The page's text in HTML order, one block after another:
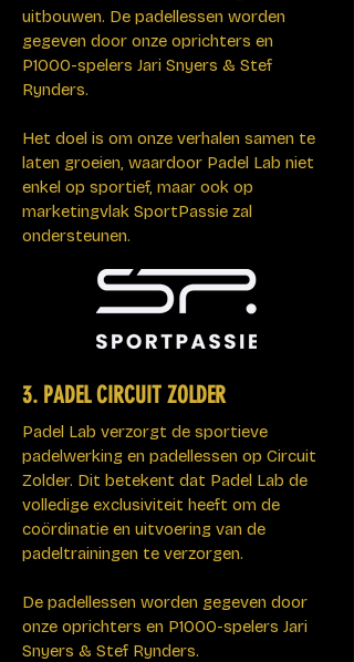
uitbouwen. De padellessen worden
gegeven door onze oprichters en
P1000-spelers Jari Snyers & Stef
Rynders.
Het doel is om onze verhalen samen te
laten groeien, waardoor Padel Lab niet
enkel op sportief, maar ook op
marketingvlak SportPassie zal
ondersteunen.
3. PADEL CIRCUIT ZOLDER
Padel Lab verzorgt de sportieve
padelwerking en padellessen op Circuit
Zolder. Dit betekent dat Padel Lab de
volledige exclusiviteit heeft om de
coördinatie en uitvoering van de
padeltrainingen te verzorgen.
De padellessen worden gegeven door
onze oprichters en P1000-spelers Jari
Snyers & Stef Rynders.